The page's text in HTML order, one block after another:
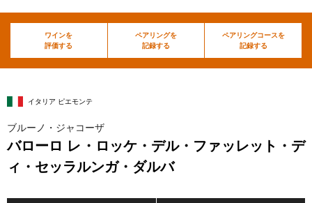
ワインを
評価する
ペアリングを
記録する
ペアリングコースを
記録する
イタリア ピエモンテ
ブルーノ・ジャコーザ
バローロ レ・ロッケ・デル・ファッレット・デ
ィ・セッラルンガ・ダルバ